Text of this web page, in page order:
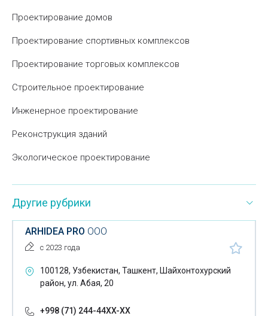
Проектирование домов
Проектирование спортивных комплексов
Проектирование торговых комплексов
Строительное проектирование
Инженерное проектирование
Реконструкция зданий
Экологическое проектирование
Другие рубрики
ARHIDEA PRO ООО
с 2023 года
100128, Узбекистан, Ташкент, Шайхонтохурский
район, ул. Абая, 20
+998 (71) 244-44XX-XX